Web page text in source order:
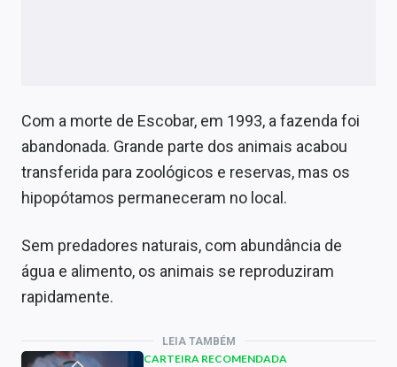
Com a morte de Escobar, em 1993, a fazenda foi
abandonada. Grande parte dos animais acabou
transferida para zoológicos e reservas, mas os
hipopótamos permaneceram no local.
Sem predadores naturais, com abundância de
água e alimento, os animais se reproduziram
rapidamente.
LEIA TAMBÉM
CARTEIRA RECOMENDADA